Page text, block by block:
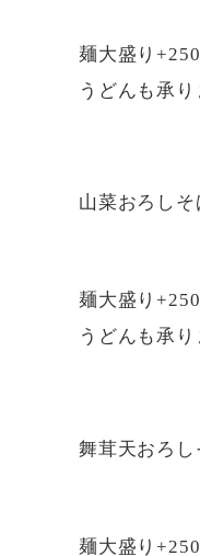
麺大盛り
うどんも承り
山菜おろしそ
麺大盛り
うどんも承り
舞茸天おろし
麺大盛り